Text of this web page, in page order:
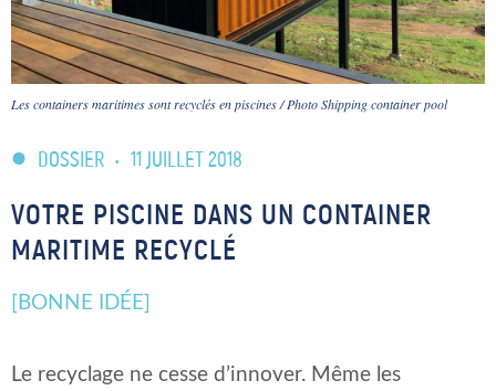
Les containers maritimes sont recyclés en piscines / Photo Shipping container pool
DOSSIER • 11 JUILLET 2018
VOTRE PISCINE DANS UN CONTAINER
MARITIME RECYCLÉ
[BONNE IDÉE]
Le recyclage ne cesse d’innover. Même les